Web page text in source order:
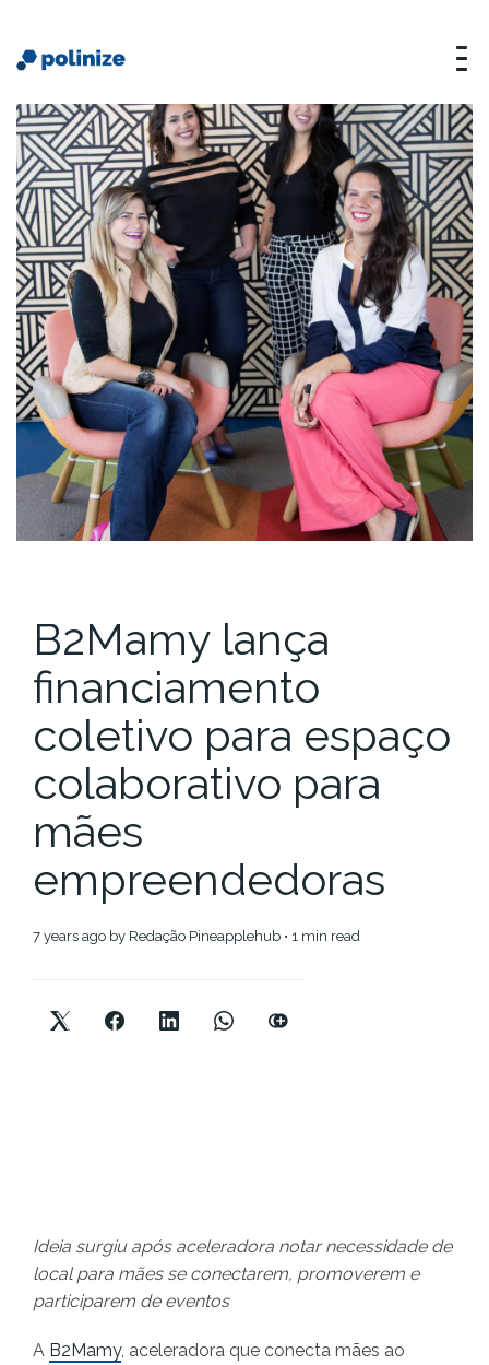
B2Mamy lança
financiamento
coletivo para espaço
colaborativo para
mães
empreendedoras
7 years ago by Redação Pineapplehub • 1 min read
Ideia surgiu após aceleradora notar necessidade de
local para mães se conectarem, promoverem e
participarem de eventos
A B2Mamy, aceleradora que conecta mães ao